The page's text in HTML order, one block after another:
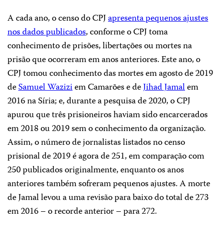
A cada ano, o censo do CPJapresenta pequenos ajustes
nos dados publicados, conforme o CPJ toma
conhecimento de prisões, libertações ou mortes na
prisão que ocorreram em anos anteriores. Este ano, o
CPJ tomou conhecimento das mortes em agosto de 2019
deSamuel Waziziem Camarões e deJihad Jamalem
2016 na Síria; e, durante a pesquisa de 2020, o CPJ
apurou que três prisioneiros haviam sido encarcerados
em 2018 ou 2019 sem o conhecimento da organização.
Assim, o número de jornalistas listados no censo
prisional de 2019 é agora de 251, em comparação com
250 publicados originalmente, enquanto os anos
anteriores também sofreram pequenos ajustes. A morte
de Jamal levou a uma revisão para baixo do total de 273
em 2016 – o recorde anterior – para 272.